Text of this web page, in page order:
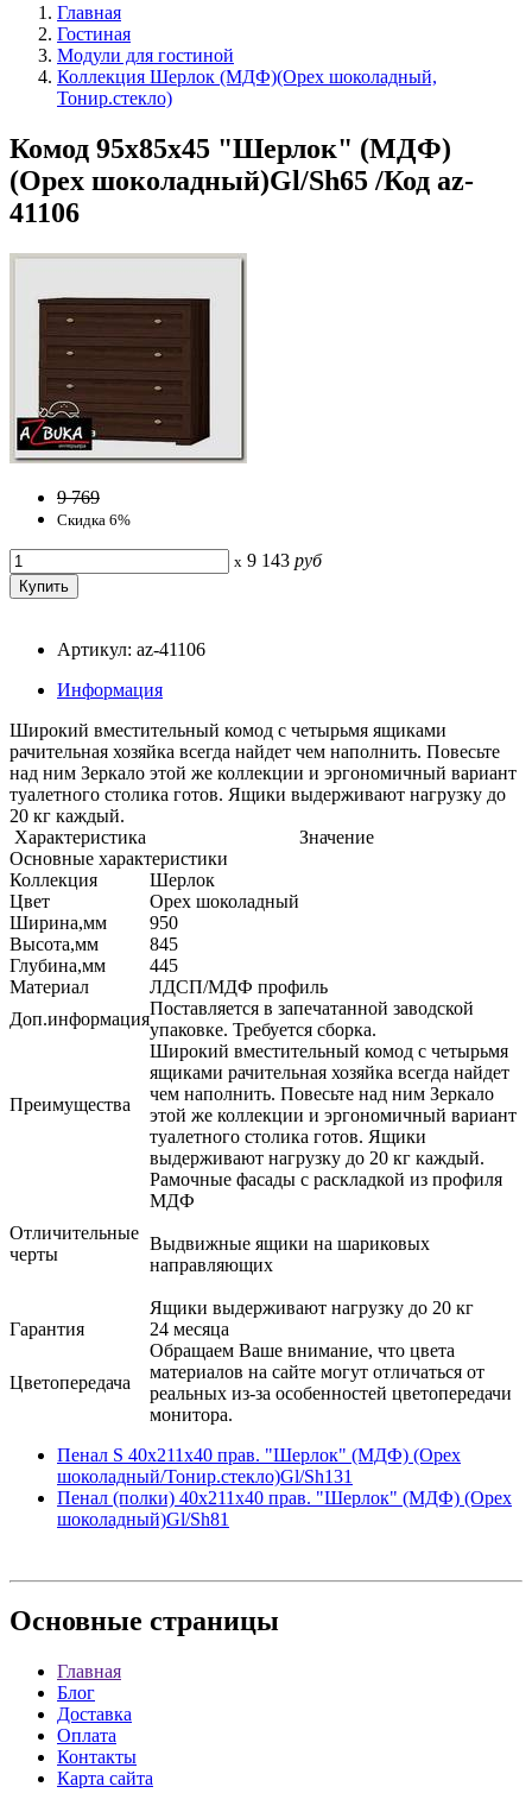
Главная
Гостиная
Модули для гостиной
Коллекция Шерлок (МДФ)(Орех шоколадный,
Тонир.стекло)
Комод 95x85x45 "Шерлок" (МДФ)
(Орех шоколадный)Gl/Sh65 /Код az-
41106
9 769
Скидка 6%
x 9 143 руб
Артикул: az-41106
Информация
Широкий вместительный комод с четырьмя ящиками
рачительная хозяйка всегда найдет чем наполнить. Повесьте
над ним Зеркало этой же коллекции и эргономичный вариант
туалетного столика готов. Ящики выдерживают нагрузку до
20 кг каждый.
Характеристика
Значение
Основные характеристики
Коллекция
Шерлок
Цвет
Орех шоколадный
Ширина,мм
950
Высота,мм
845
Глубина,мм
445
Материал
ЛДСП/МДФ профиль
Доп.информация
Поставляется в запечатанной заводской
упаковке. Требуется сборка.
Преимущества
Широкий вместительный комод с четырьмя
ящиками рачительная хозяйка всегда найдет
чем наполнить. Повесьте над ним Зеркало
этой же коллекции и эргономичный вариант
туалетного столика готов. Ящики
выдерживают нагрузку до 20 кг каждый.
Отличительные
черты
Рамочные фасады с раскладкой из профиля
МДФ
Выдвижные ящики на шариковых
направляющих
Ящики выдерживают нагрузку до 20 кг
Гарантия
24 месяца
Цветопередача
Обращаем Ваше внимание, что цвета
материалов на сайте могут отличаться от
реальных из-за особенностей цветопередачи
монитора.
Пенал S 40x211x40 прав. "Шерлок" (МДФ) (Орех
шоколадный/Тонир.стекло)Gl/Sh131
Пенал (полки) 40x211x40 прав. "Шерлок" (МДФ) (Орех
шоколадный)Gl/Sh81
Основные страницы
Главная
Блог
Доставка
Оплата
Контакты
Карта сайта